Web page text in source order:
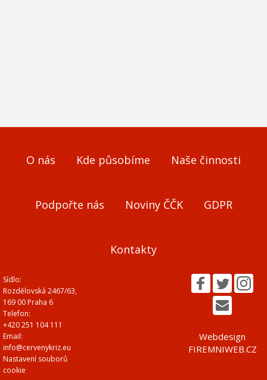
O nás Kde působíme Naše činnosti
Podpořte nás Noviny ČČK GDPR
Kontakty
Sídlo:
Rozdělovská 2467/63,
169 00 Praha 6
Telefon:
+420 251 104 111
Email:
info@cervenykriz.eu
Nastavení souborů
cookie
Webdesign
FIREMNIWEB.CZ